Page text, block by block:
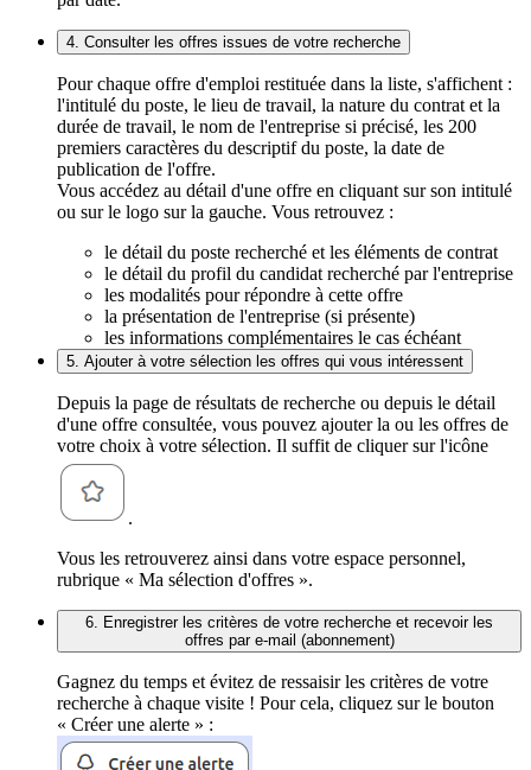
4. Consulter les offres issues de votre recherche
Pour chaque offre d'emploi restituée dans la liste, s'affichent :
l'intitulé du poste, le lieu de travail, la nature du contrat et la
durée de travail, le nom de l'entreprise si précisé, les 200
premiers caractères du descriptif du poste, la date de
publication de l'offre.
Vous accédez au détail d'une offre en cliquant sur son intitulé
ou sur le logo sur la gauche. Vous retrouvez :
le détail du poste recherché et les éléments de contrat
le détail du profil du candidat recherché par l'entreprise
les modalités pour répondre à cette offre
la présentation de l'entreprise (si présente)
les informations complémentaires le cas échéant
5. Ajouter à votre sélection les offres qui vous intéressent
Depuis la page de résultats de recherche ou depuis le détail
d'une offre consultée, vous pouvez ajouter la ou les offres de
votre choix à votre sélection. Il suffit de cliquer sur l'icône
.
Vous les retrouverez ainsi dans votre espace personnel,
rubrique « Ma sélection d'offres ».
6. Enregistrer les critères de votre recherche et recevoir les
offres par e-mail (abonnement)
Gagnez du temps et évitez de ressaisir les critères de votre
recherche à chaque visite ! Pour cela, cliquez sur le bouton
« Créer une alerte » :